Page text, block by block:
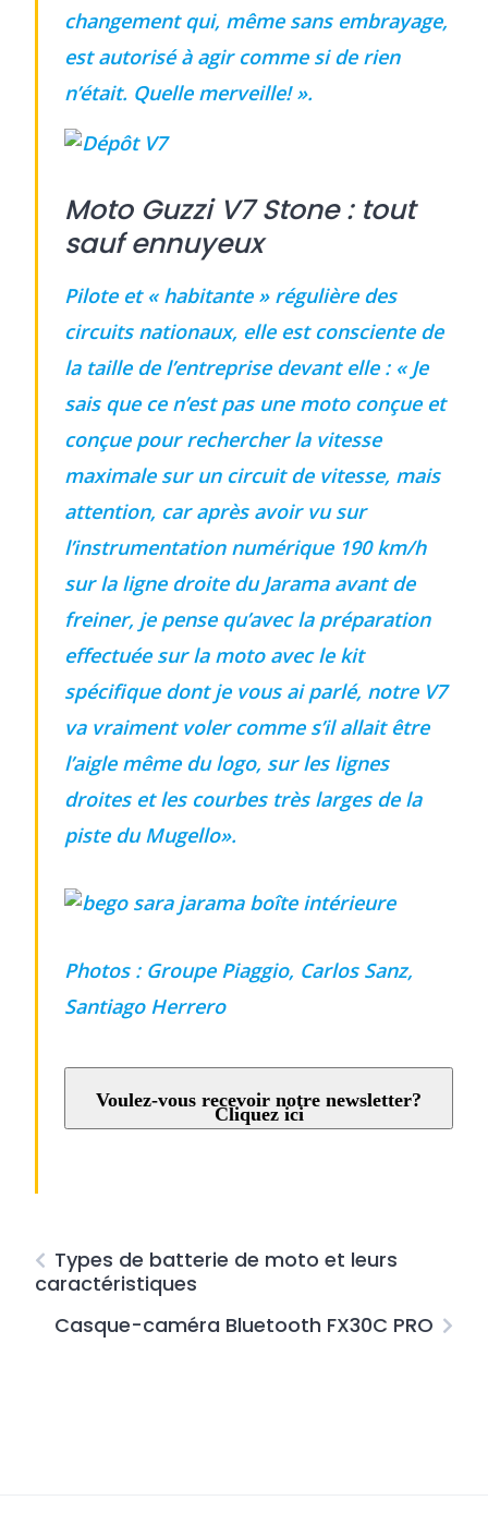
changementqui, même sans embrayage,
est autorisé à agir comme si de rien
n’était. Quelle merveille! ».
Moto Guzzi V7 Stone : tout
sauf ennuyeux
Pilote et « habitante » régulière des
circuits nationaux, elle est consciente de
la taille de l’entreprise devant elle : « Je
sais que ce n’est pas une moto conçue et
conçue pour rechercher la vitesse
maximale sur un circuit de vitesse, mais
attention, caraprès avoir vu sur
l’instrumentation numérique 190 km/h
sur la ligne droite du Jarama avant de
freiner, je pense qu’avec la préparation
effectuée sur la moto avec le kit
spécifique dont je vous ai parlé, notre V7
va vraiment voler comme s’il allait être
l’aigle même du logo, sur les lignes
droites et les courbes très larges de la
piste du Mugello».
Photos : Groupe Piaggio, Carlos Sanz,
Santiago Herrero
Voulez-vous recevoir notre newsletter?
Cliquez ici
Types de batterie de moto et leurs
caractéristiques
Casque-caméra Bluetooth FX30C PRO